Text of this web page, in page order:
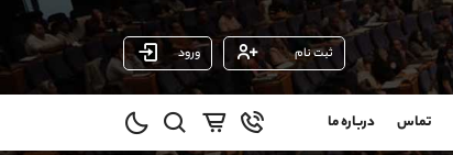
ثبت نام ورود
تماس درباره ما
(ایمان پوراسماعیلی)
09927779040